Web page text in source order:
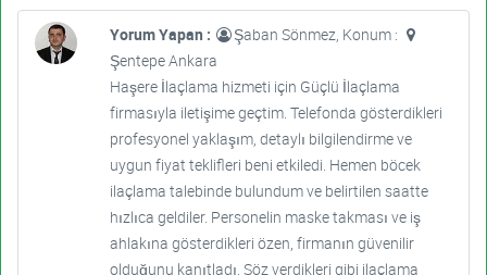
Yorum Yapan :
Şaban Sönmez, Konum :
Şentepe Ankara
Haşere İlaçlama hizmeti için Güçlü İlaçlama
firmasıyla iletişime geçtim. Telefonda gösterdikleri
profesyonel yaklaşım, detaylı bilgilendirme ve
uygun fiyat teklifleri beni etkiledi. Hemen böcek
ilaçlama talebinde bulundum ve belirtilen saatte
hızlıca geldiler. Personelin maske takması ve iş
ahlakına gösterdikleri özen, firmanın güvenilir
olduğunu kanıtladı. Söz verdikleri gibi ilaçlama